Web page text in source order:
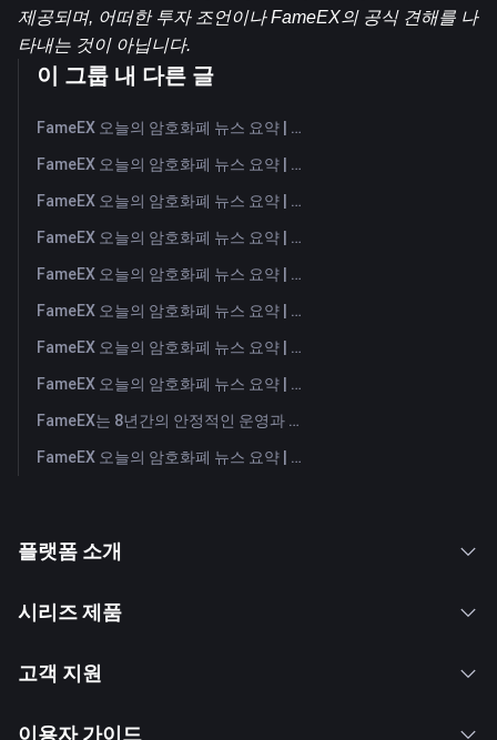
제공되며, 어떠한 투자 조언이나 FameEX의 공식 견해를 나
타내는 것이 아닙니다.
이 그룹 내 다른 글
FameEX 오늘의 암호화폐 뉴스 요약 | 2026년 8월 7일
FameEX 오늘의 암호화폐 뉴스 요약 | 2026년 8월 6일
FameEX 오늘의 암호화폐 뉴스 요약 | 2026년 8월 5일
FameEX 오늘의 암호화폐 뉴스 요약 | 2026년 8월 4일
FameEX 오늘의 암호화폐 뉴스 요약 | 2026년 8월 3일
FameEX 오늘의 암호화폐 뉴스 요약 | 2026년 7월 31일
FameEX 오늘의 암호화폐 뉴스 요약 | 2026년 7월 30일
FameEX 오늘의 암호화폐 뉴스 요약 | 2026년 7월 29일
FameEX는 8년간의 안정적인 운영과 글로벌 성장을 통해 사용자 신뢰를 더욱 강화했습니다
FameEX 오늘의 암호화폐 뉴스 요약 | 2026년 7월 28일
플랫폼 소개
시리즈 제품
고객 지원
이용자 가이드